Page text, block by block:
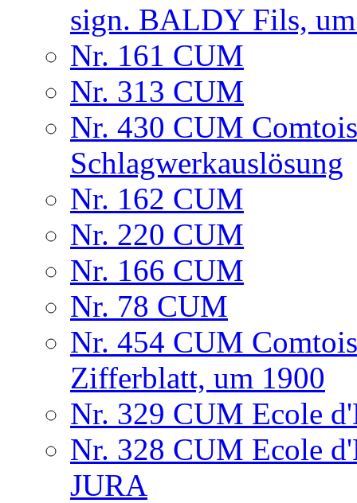
sign. BALDY Fils,
Nr. 161 CUM
Nr. 313 CUM
Nr. 430 CUM
Schlagwerkauslösung
Nr. 162 CUM
Nr. 220 CUM
Nr. 166 CUM
Nr. 78 CUM
Nr. 454 CUM
Zifferblatt, um 1900
Nr. 329 CUM Ecole
Nr. 328 CUM Ecole
JURA